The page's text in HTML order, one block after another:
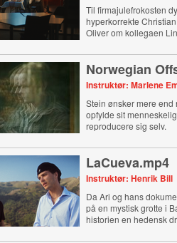
Til firmajulefrokosten
hyperkorrekte
Oliver om kollegaen
Norwegian
Instruktør: Marlene
Stein ønsker mere end
opfylde sit
reproducere sig selv.
LaCueva.mp4
Instruktør: Henrik Bill
Da Ari og hans
på en mystisk grotte i
historien en hedensk